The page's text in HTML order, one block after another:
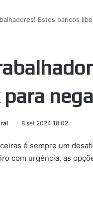
Estes bancos
para
8 set 2024 18:02
é sempre um
com urgência, as